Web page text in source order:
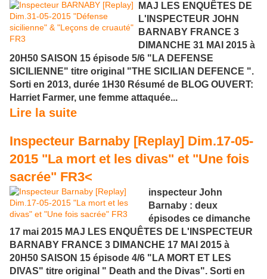
MAJ LES ENQUÊTES DE
L'INSPECTEUR JOHN
BARNABY FRANCE 3
DIMANCHE 31 MAI 2015 à
20H50 SAISON 15 épisode 5/6 "LA DEFENSE
SICILIENNE" titre original "THE SICILIAN DEFENCE ".
Sorti en 2013, durée 1H30 Résumé de BLOG OUVERT:
Harriet Farmer, une femme attaquée...
Lire la suite
Inspecteur Barnaby [Replay] Dim.17-05-
2015 "La mort et les divas" et "Une fois
sacrée" FR3<
inspecteur John
Barnaby : deux
épisodes ce dimanche
17 mai 2015 MAJ LES ENQUÊTES DE L'INSPECTEUR
BARNABY FRANCE 3 DIMANCHE 17 MAI 2015 à
20H50 SAISON 15 épisode 4/6 "LA MORT ET LES
DIVAS" titre original " Death and the Divas". Sorti en